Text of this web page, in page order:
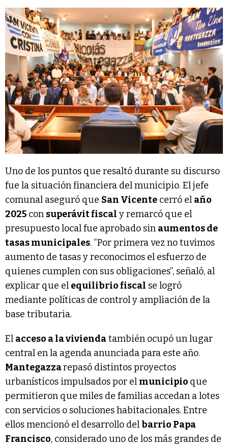
Uno de los puntos que resaltó durante su discurso
fue la situación financiera del municipio. El jefe
comunal aseguró que San Vicente cerró el año
2025 con superávit fiscal y remarcó que el
presupuesto local fue aprobado sin aumentos de
tasas municipales. “Por primera vez no tuvimos
aumento de tasas y reconocimos el esfuerzo de
quienes cumplen con sus obligaciones”, señaló, al
explicar que el equilibrio fiscal se logró
mediante políticas de control y ampliación de la
base tributaria.
El acceso a la viviendatambién ocupó un lugar
central en la agenda anunciada para este año.
Mantegazzarepasó distintos proyectos
urbanísticos impulsados por el municipio que
permitieron que miles de familias accedan a lotes
con servicios o soluciones habitacionales. Entre
ellos mencionó el desarrollo delbarrio Papa
Francisco, considerado uno de los más grandes de